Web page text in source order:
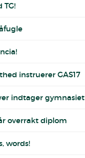
TG!
instruerer GAS17
indtager gymnasiet
overrakt diplom
words!